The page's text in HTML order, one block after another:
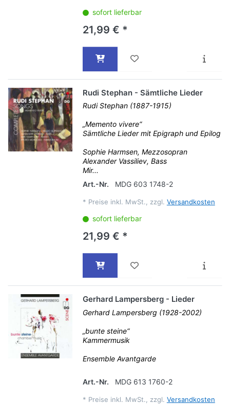
sofort lieferbar
21,99 € *
Rudi Stephan - Sämtliche Lieder
Rudi Stephan (1887-1915)
„Memento vivere“
Sämtliche Lieder mit Epigraph und Epilog
Sophie Harmsen, Mezzosopran
Alexander Vassiliev, Bass
Mir...
Art.-Nr.
MDG 603 1748-2
* Preise inkl. MwSt., zzgl. Versandkosten
sofort lieferbar
21,99 € *
Gerhard Lampersberg - Lieder
Gerhard Lampersberg (1928-2002)
„bunte steine“
Kammermusik
Ensemble Avantgarde
Art.-Nr. MDG 613 1760-2
* Preise inkl. MwSt., zzgl. Versandkosten